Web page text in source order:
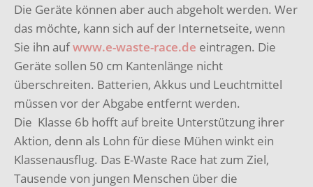
Die Geräte können aber auch abgeholt werden. Wer
das möchte, kann sich auf der Internetseite, wenn
Sie ihn aufwww.e-waste-race.de eintragen. Die
Geräte sollen 50 cm Kantenlänge nicht
überschreiten. Batterien, Akkus und Leuchtmittel
müssen vor der Abgabe entfernt werden.
Die Klasse 6b hofft auf breite Unterstützung ihrer
Aktion, denn als Lohn für diese Mühen winkt ein
Klassenausflug. Das E-Waste Race hat zum Ziel,
Tausende von jungen Menschen über die